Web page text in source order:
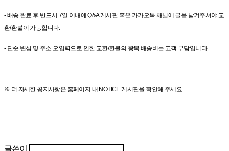
- 배송 완료 후 반드시 7일 이내에 Q&A 게시판 혹은 카카오톡 채널에 글을 남겨주셔야 교
환/환불이 가능합니다.
- 단순 변심 및 주소 오입력으로 인한 교환/환불의 왕복 배송비는 고객 부담입니다.
※ 더 자세한 공지사항은 홈페이지 내 NOTICE 게시판을 확인해 주세요.
글쓴이